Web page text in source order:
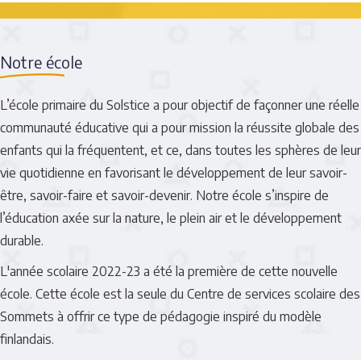
Notre école
L’école primaire du Solstice a pour objectif de façonner une réelle
communauté éducative qui a pour mission la réussite globale des
enfants qui la fréquentent, et ce, dans toutes les sphères de leur
vie quotidienne en favorisant le développement de leur savoir-
être, savoir-faire et savoir-devenir. Notre école s’inspire de
l’éducation axée sur la nature, le plein air et le développement
durable.
L'année scolaire 2022-23 a été la première de cette nouvelle
école. Cette école est la seule du Centre de services scolaire des
Sommets à offrir ce type de pédagogie inspiré du modèle
finlandais.